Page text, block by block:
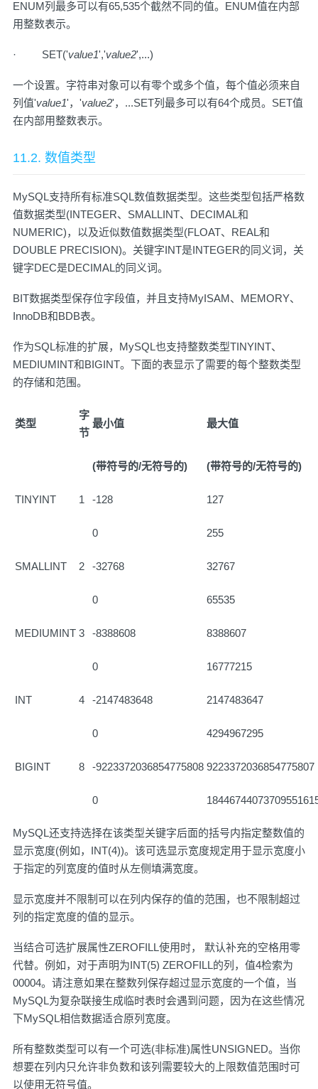
ENUM列最多可以有65,535个截然不同的值。ENUM值在内部
用整数表示。
· SET('value1','value2',...)
一个设置。字符串对象可以有零个或多个值，每个值必须来自
列值'value1'，'value2'，...SET列最多可以有64个成员。SET值
在内部用整数表示。
11.2. 数值类型
MySQL支持所有标准SQL数值数据类型。这些类型包括严格数
值数据类型(INTEGER、SMALLINT、DECIMAL和
NUMERIC)，以及近似数值数据类型(FLOAT、REAL和
DOUBLE PRECISION)。关键字INT是INTEGER的同义词，关
键字DEC是DECIMAL的同义词。
BIT数据类型保存位字段值，并且支持MyISAM、MEMORY、
InnoDB和BDB表。
作为SQL标准的扩展，MySQL也支持整数类型TINYINT、
MEDIUMINT和BIGINT。下面的表显示了需要的每个整数类型
的存储和范围。
类型
字
节
最小值 最大值
(带符号的/无符号的) (带符号的/无符号的)
TINYINT 1 -128 127
0 255
SMALLINT 2 -32768 32767
0 65535
MEDIUMINT 3 -8388608 8388607
0 16777215
INT 4 -2147483648 2147483647
0 4294967295
BIGINT 8 -9223372036854775808 9223372036854775807
0
MySQL还支持选择在该类型关键字后面的括号内指定整数值的
显示宽度(例如，INT(4))。该可选显示宽度规定用于显示宽度小
于指定的列宽度的值时从左侧填满宽度。
显示宽度并不限制可以在列内保存的值的范围，也不限制超过
列的指定宽度的值的显示。
当结合可选扩展属性ZEROFILL使用时， 默认补充的空格用零
代替。例如，对于声明为INT(5) ZEROFILL的列，值4检索为
00004。请注意如果在整数列保存超过显示宽度的一个值，当
MySQL为复杂联接生成临时表时会遇到问题，因为在这些情况
下MySQL相信数据适合原列宽度。
所有整数类型可以有一个可选(非标准)属性UNSIGNED。当你
想要在列内只允许非负数和该列需要较大的上限数值范围时可
以使用无符号值。